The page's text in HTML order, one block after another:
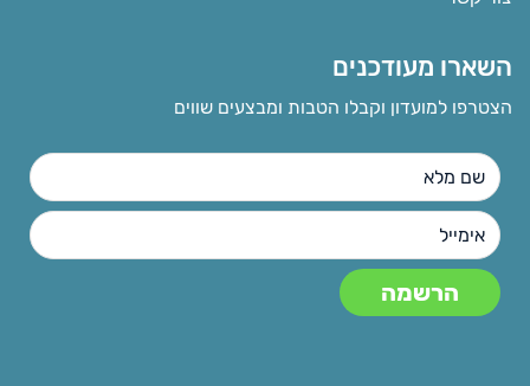
השארו מעודכנים
הצטרפו למועדון וקבלו הטבות ומבצעים שווים